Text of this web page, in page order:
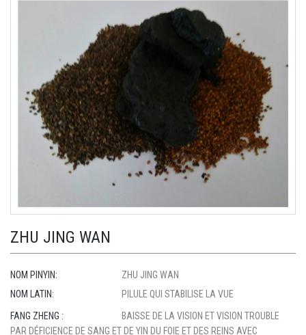
ZHU JING WAN
NOM PINYIN:
ZHU JING WAN
NOM LATIN:
PILULE QUI STABILISE LA VUE
FANG ZHENG :
BAISSE DE LA VISION ET VISION TROUBLE
PAR DÉFICIENCE DE SANG ET DE YIN DU FOIE ET DES REINS AVEC